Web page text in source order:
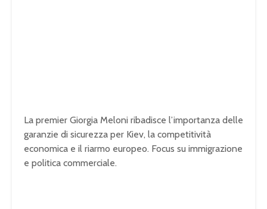
La premier Giorgia Meloni ribadisce l’importanza delle
garanzie di sicurezza per Kiev, la competitività
economica e il riarmo europeo. Focus su immigrazione
e politica commerciale.